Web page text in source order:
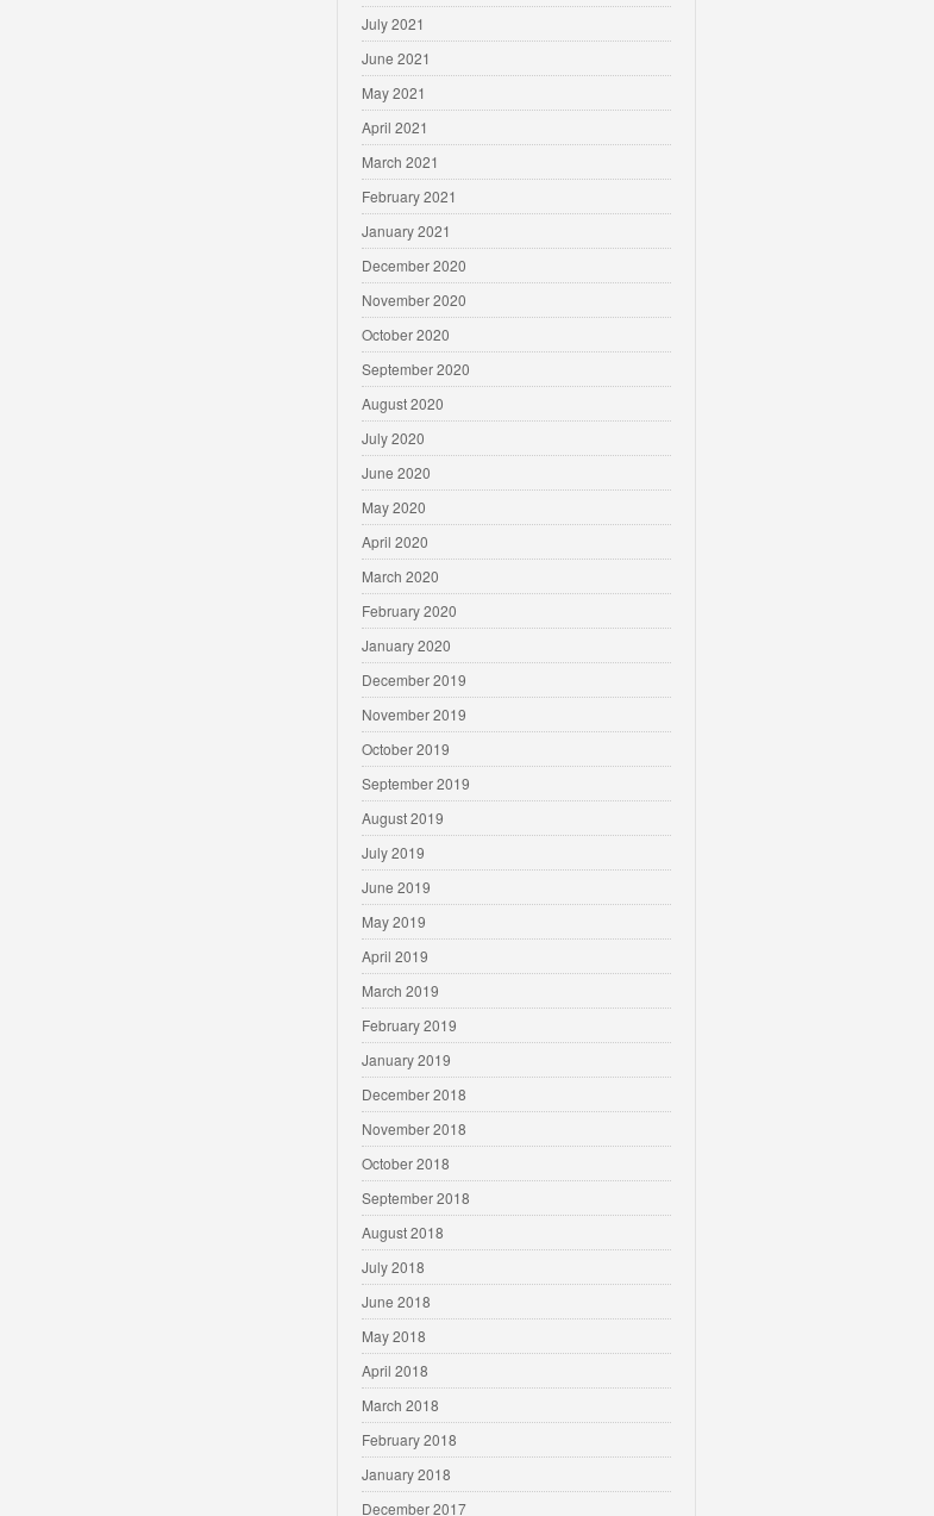
July 2021
June 2021
May 2021
April 2021
March 2021
February 2021
January 2021
December 2020
November 2020
October 2020
September 2020
August 2020
July 2020
June 2020
May 2020
April 2020
March 2020
February 2020
January 2020
December 2019
November 2019
October 2019
September 2019
August 2019
July 2019
June 2019
May 2019
April 2019
March 2019
February 2019
January 2019
December 2018
November 2018
October 2018
September 2018
August 2018
July 2018
June 2018
May 2018
April 2018
March 2018
February 2018
January 2018
December 2017